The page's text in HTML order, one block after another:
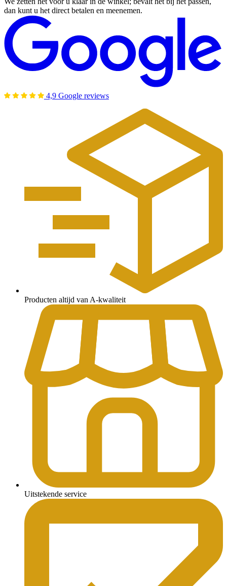
dan kunt u het direct betalen en meenemen.
4,9 Google reviews
Producten altijd van A-kwaliteit
Uitstekende service